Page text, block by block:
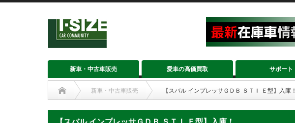
新車・中古車販売 愛車の高価買取 サポート
新車・中古車販売 【スバル インプレッサＧＤＢ ＳＴＩ Ｅ型】入庫！